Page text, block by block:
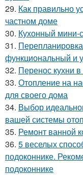
29. Как правильно
частном доме
30. Кухонный мини-
31.
функциональный и
32. Перенос кухни в
33. Отопление на
для своего дома
34. Выбор
вашей системы
35. Ремонт ванной
36. 5 веселых
подоконнике.
подоконнике